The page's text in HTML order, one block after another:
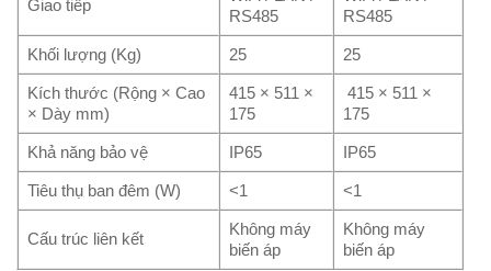
Giao tiếp
RS485
RS485
Khối lượng (Kg) 25 25
Kích thước (Rộng × Cao
× Dày mm)
415 × 511 ×
175
415 × 511 ×
175
Khả năng bảo vệ IP65 IP65
Tiêu thụ ban đêm (W) <1 <1
Cấu trúc liên kết
Không máy
biến áp
Không máy
biến áp